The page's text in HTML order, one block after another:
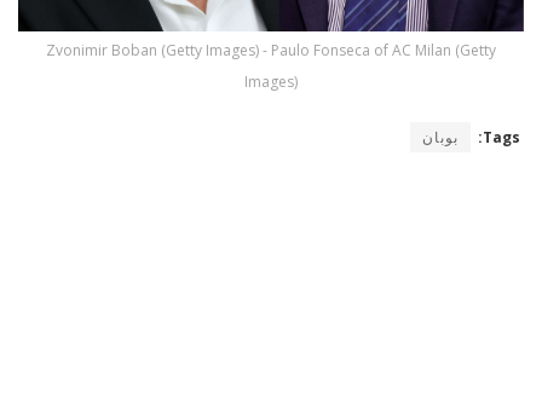
Zvonimir Boban (Getty Images) - Paulo Fonseca of AC Milan (Getty
Images)
Tags: بوبان